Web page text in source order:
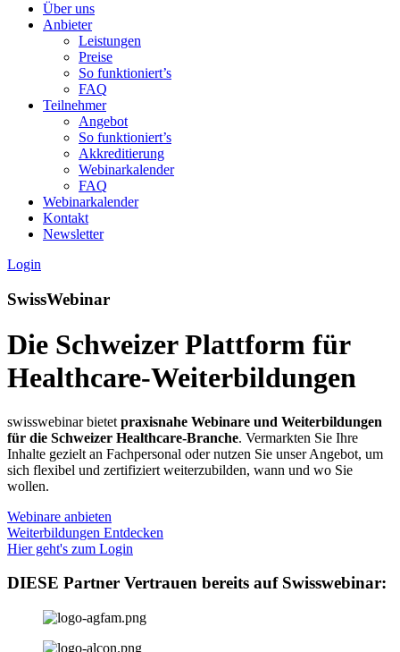
Über uns
Anbieter
Leistungen
Preise
So funktioniert’s
FAQ
Teilnehmer
Angebot
So funktioniert’s
Akkreditierung
Webinarkalender
FAQ
Webinarkalender
Kontakt
Newsletter
Login
SwissWebinar
Die Schweizer Plattform für
Healthcare-Weiterbildungen
swisswebinar bietet praxisnahe Webinare und Weiterbildungen
für die Schweizer Healthcare-Branche. Vermarkten Sie Ihre
Inhalte gezielt an Fachpersonal oder nutzen Sie unser Angebot, um
sich flexibel und zertifiziert weiterzubilden, wann und wo Sie
wollen.
Webinare anbieten
Weiterbildungen Entdecken
Hier geht's zum Login
DIESE Partner Vertrauen bereits auf Swisswebinar: